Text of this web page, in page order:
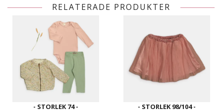
RELATERADE PRODUKTER
- STORLEK 74 -
- STORLEK 98/104 -